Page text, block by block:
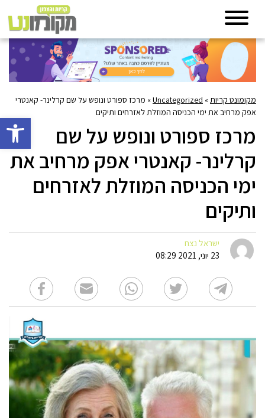
פתח
מקומונט קריות »
Uncategorized
» מרכז ספורט ונופש על שם קרלינר- קאנטרי
אפק מרחיב את ימי הכניסה המוזלת לאזרחים ותיקים
מרכז ספורט ונופש על שם
קרלינר- קאנטרי אפק מרחיב את
ימי הכניסה המוזלת לאזרחים
ותיקים
ישראל נצח
23 יוני, 2021 08:29